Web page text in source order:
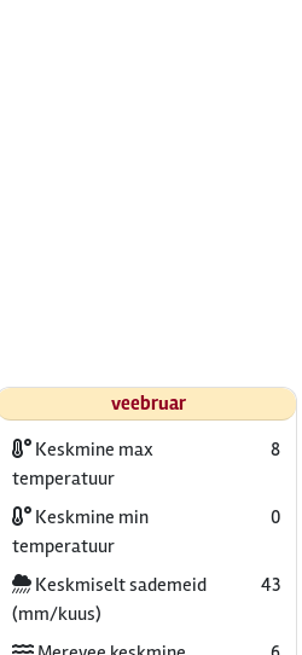
veebruar
Keskmine max
temperatuur
8
Keskmine min
temperatuur
0
Keskmiselt sademeid
(mm/kuus)
43